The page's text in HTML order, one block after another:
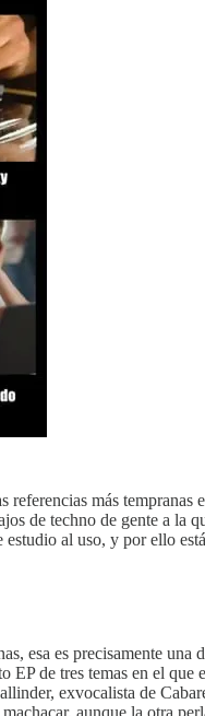
más
de techno de gente a
estudio al uso, y por ello
esa es precisamente
EP de tres temas en el
exvocalista de
aunque la otra